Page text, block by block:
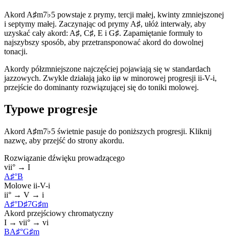
Akord A♯m7♭5 powstaje z prymy, tercji małej, kwinty zmniejszonej
i septymy małej. Zaczynając od prymy A♯, ułóż interwały, aby
uzyskać cały akord: A♯, C♯, E i G♯. Zapamiętanie formuły to
najszybszy sposób, aby przetransponować akord do dowolnej
tonacji.
Akordy półzmniejszone najczęściej pojawiają się w standardach
jazzowych. Zwykle działają jako iiø w minorowej progresji ii-V-i,
przejście do dominanty rozwiązującej się do toniki molowej.
Typowe progresje
Akord A♯m7♭5 świetnie pasuje do poniższych progresji. Kliknij
nazwę, aby przejść do strony akordu.
Rozwiązanie dźwięku prowadzącego
vii° → I
A♯°B
Molowe ii-V-i
ii° → V → i
A♯°D♯7G♯m
Akord przejściowy chromatyczny
I → vii° → vi
BA♯°G♯m